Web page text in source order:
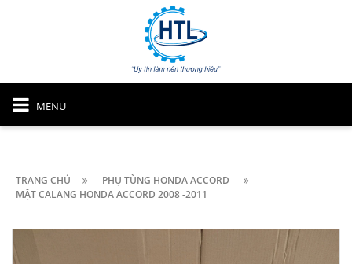
MENU
TRANG CHỦ
PHỤ TÙNG HONDA ACCORD
MẶT CALANG HONDA ACCORD 2008 -2011